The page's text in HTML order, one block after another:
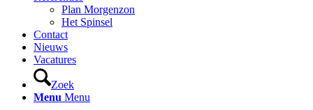
Plan Morgenzon
Het Spinsel
Contact
Nieuws
Vacatures
Zoek
Menu Menu